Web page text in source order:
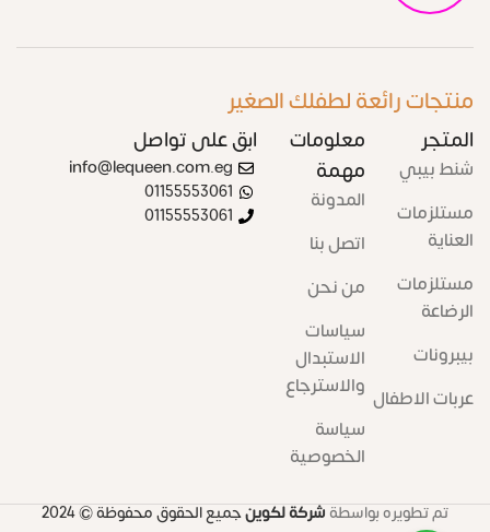
منتجات رائعة لطفلك الصغير
المتجر
شنط بيبي
مستلزمات
العناية
مستلزمات
الرضاعة
بيبرونات
عربات الاطفال
معلومات
مهمة
المدونة
اتصل بنا
من نحن
سياسات
الاستبدال
والاسترجاع
سياسة
الخصوصية
ابق على تواصل
info@lequeen.com.eg
01155553061
01155553061
تم تطويره بواسطةشركة لكوينجميع الحقوق محفوظة© 2024